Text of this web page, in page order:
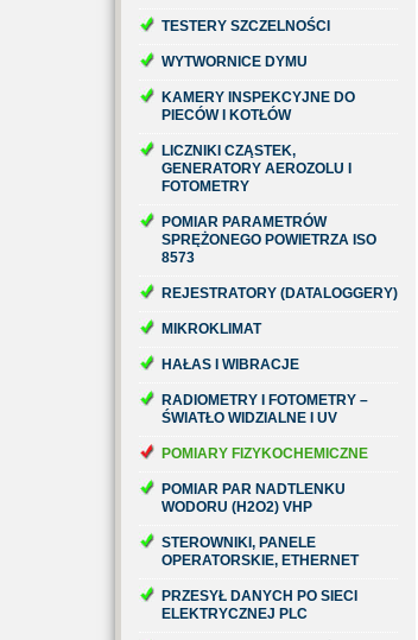
TESTERY SZCZELNOŚCI
WYTWORNICE DYMU
KAMERY INSPEKCYJNE DO
PIECÓW I KOTŁÓW
LICZNIKI CZĄSTEK,
GENERATORY AEROZOLU I
FOTOMETRY
POMIAR PARAMETRÓW
SPRĘŻONEGO POWIETRZA ISO
8573
REJESTRATORY (DATALOGGERY)
MIKROKLIMAT
HAŁAS I WIBRACJE
RADIOMETRY I FOTOMETRY –
ŚWIATŁO WIDZIALNE I UV
POMIARY FIZYKOCHEMICZNE
POMIAR PAR NADTLENKU
WODORU (H2O2) VHP
STEROWNIKI, PANELE
OPERATORSKIE, ETHERNET
PRZESYŁ DANYCH PO SIECI
ELEKTRYCZNEJ PLC